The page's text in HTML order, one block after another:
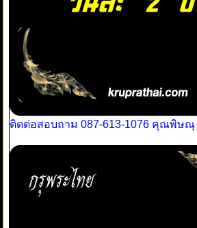
ติดต่อสอบถาม 087-613-1076 คุณพิษณุ